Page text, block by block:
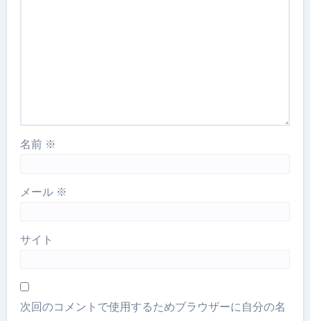
名前 ※
メール ※
サイト
次回のコメントで使用するためブラウザーに自分の名